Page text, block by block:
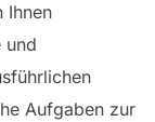
Ihnen
und
Aufgaben zur